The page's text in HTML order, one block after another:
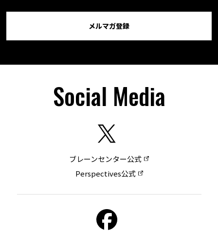
メルマガ登録
Social Media
ブレーンセンター公式
Perspectives公式